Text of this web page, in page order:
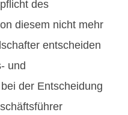
des
diesem nicht mehr
entscheiden
und
der Entscheidung